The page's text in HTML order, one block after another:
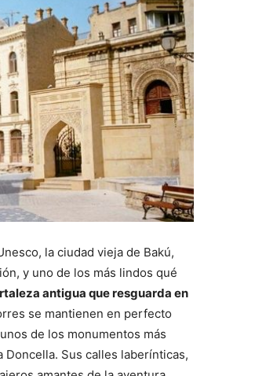
la ciudad vieja de Bakú,
y uno de los más lindos qué
antigua que resguarda en
se mantienen en perfecto
de los monumentos más
Sus calles laberínticas,